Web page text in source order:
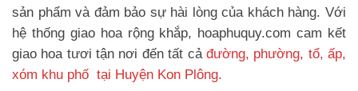
sản phẩm và đảm bảo sự hài lòng của khách hàng. Với
hệ thống giao hoa rộng khắp, hoaphuquy.com cam kết
giao hoa tươi tận nơi đến tất cả đường, phường, tổ, ấp,
xóm khu phố tại Huyện Kon Plông.